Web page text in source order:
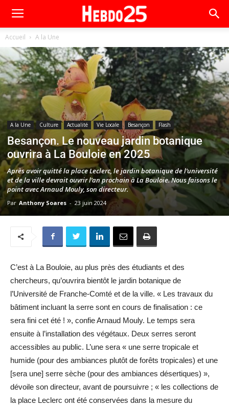
Accueil A la Une
A la Une Culture Actualité Vie Locale Besançon Flash
Besançon. Le nouveau jardin botanique
ouvrira à La Bouloie en 2025
Après avoir quitté la place Leclerc, le jardin botanique de l’université
et de la ville devrait ouvrir l’an prochain à La Bouloie. Nous faisons le
point avec Arnaud Mouly, son directeur.
Par Anthony Soares - 23 juin 2024
C’est à La Bouloie, au plus près des étudiants et des
chercheurs, qu’ouvrira bientôt le jardin botanique de
l’Université de Franche-Comté et de la ville. « Les travaux du
bâtiment incluant la serre sont en cours de finalisation : ce
sera fini cet été ! », confie Arnaud Mouly. Le temps sera
ensuite à l’installation des végétaux. Deux serres seront
accessibles au public. L’une sera « une serre tropicale et
humide (pour des ambiances plutôt de forêts tropicales) et une
[sera une] serre sèche (pour des ambiances désertiques) »,
dévoile son directeur, avant de poursuivre ; « les collections de
la place Leclerc ont été conservées dans la mesure du